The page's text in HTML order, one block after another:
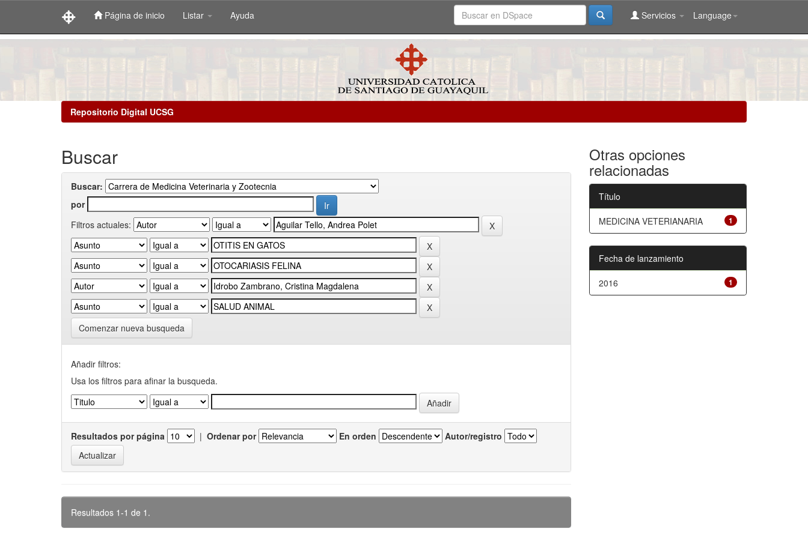
Página de inicio Listar Ayuda Language
Servicios
Repositorio Digital UCSG
Buscar
Buscar:
por
Filtros actuales:
Comenzar nueva busqueda
Añadir filtros:
Usa los filtros para afinar la busqueda.
Resultados por página | Ordenar por En orden Autor/registro
Resultados 1-1 de 1.
Otras opciones
relacionadas
Título
1
MEDICINA VETERIANARIA
Fecha de lanzamiento
1
2016